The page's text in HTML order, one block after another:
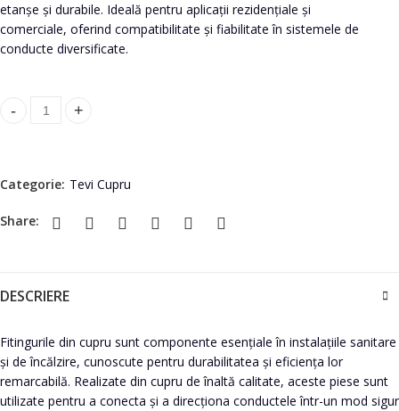
etanșe și durabile. Ideală pentru aplicații rezidențiale și
comerciale, oferind compatibilitate și fiabilitate în sistemele de
conducte diversificate.
Mufă cupru 28 quantity
Categorie: Tevi Cupru
Share:
DESCRIERE
Fitingurile din cupru sunt componente esențiale în instalațiile sanitare
și de încălzire, cunoscute pentru durabilitatea și eficiența lor
remarcabilă. Realizate din cupru de înaltă calitate, aceste piese sunt
utilizate pentru a conecta și a direcționa conductele într-un mod sigur